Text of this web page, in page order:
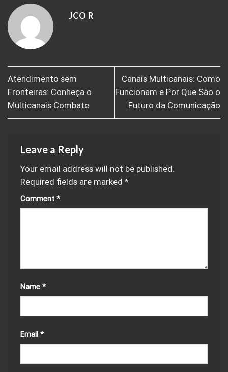
JCO R
Atendimento sem
Fronteiras: Conheça o
Multicanais Combate
Canais Multicanais: Como
Funcionam e Por Que São o
Futuro da Comunicação
Leave a Reply
Your email address will not be published.
Required fields are marked *
Comment *
Name *
Email *